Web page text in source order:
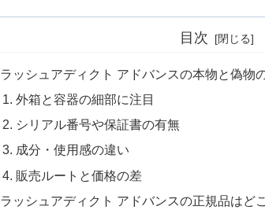
目次
ラッシュアディクト アドバンスの本物と偽物
外箱と容器の細部に注目
シリアル番号や保証書の有無
成分・使用感の違い
販売ルートと価格の差
ラッシュアディクト アドバンスの正規品はど